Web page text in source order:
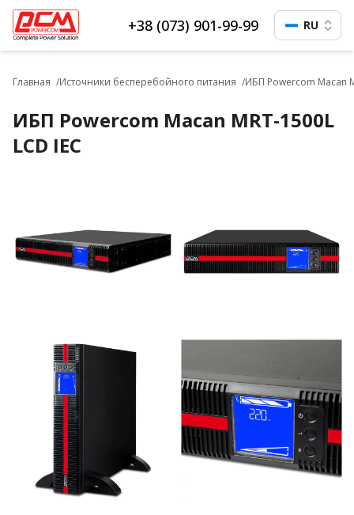
+38 (073) 901-99-99 RU
Главная Источники бесперебойного питания ИБП Powercom Macan
ИБП Powercom Macan MRT-1500L
LCD IEC